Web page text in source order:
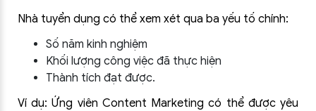
Nhà tuyển dụng có thể xem xét qua ba yếu tố chính:
Số năm kinh nghiệm
Khối lượng công việc đã thực hiện
Thành tích đạt được.
Ví dụ: Ứng viên Content Marketing có thể được yêu